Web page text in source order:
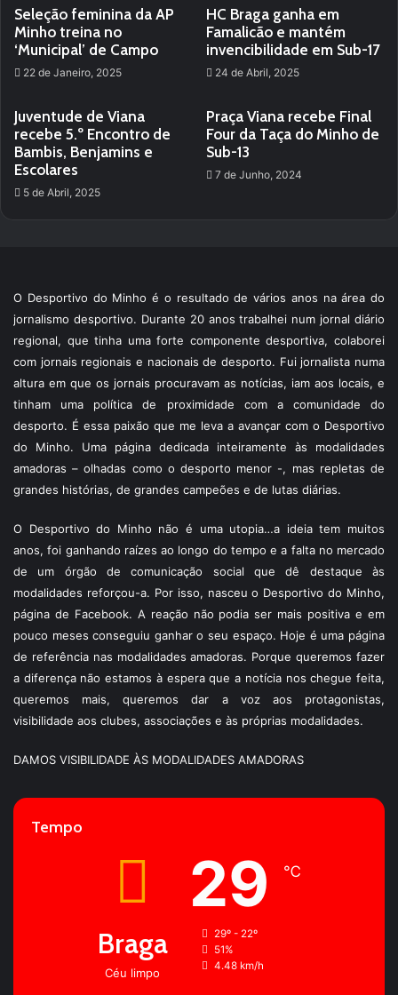
Seleção feminina da AP
Minho treina no
‘Municipal’ de Campo
22 de Janeiro, 2025
HC Braga ganha em
Famalicão e mantém
invencibilidade em Sub-17
24 de Abril, 2025
Juventude de Viana
recebe 5.º Encontro de
Bambis, Benjamins e
Escolares
5 de Abril, 2025
Praça Viana recebe Final
Four da Taça do Minho de
Sub-13
7 de Junho, 2024
O Desportivo do Minho é o resultado de vários anos na área do
jornalismo desportivo. Durante 20 anos trabalhei num jornal diário
regional, que tinha uma forte componente desportiva, colaborei
com jornais regionais e nacionais de desporto. Fui jornalista numa
altura em que os jornais procuravam as notícias, iam aos locais, e
tinham uma política de proximidade com a comunidade do
desporto. É essa paixão que me leva a avançar com o Desportivo
do Minho. Uma página dedicada inteiramente às modalidades
amadoras – olhadas como o desporto menor -, mas repletas de
grandes histórias, de grandes campeões e de lutas diárias.
O Desportivo do Minho não é uma utopia…a ideia tem muitos
anos, foi ganhando raízes ao longo do tempo e a falta no mercado
de um órgão de comunicação social que dê destaque às
modalidades reforçou-a. Por isso, nasceu o Desportivo do Minho,
página de Facebook. A reação não podia ser mais positiva e em
pouco meses conseguiu ganhar o seu espaço. Hoje é uma página
de referência nas modalidades amadoras. Porque queremos fazer
a diferença não estamos à espera que a notícia nos chegue feita,
queremos mais, queremos dar a voz aos protagonistas,
visibilidade aos clubes, associações e às próprias modalidades.
DAMOS VISIBILIDADE ÀS MODALIDADES AMADORAS
Tempo
Braga
Céu limpo
29 ℃
29º - 22º
51%
4.48 km/h